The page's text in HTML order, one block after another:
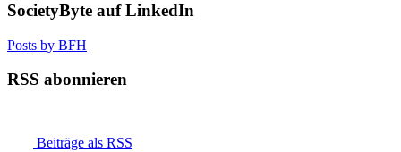
SocietyByte auf LinkedIn
Posts by BFH
RSS abonnieren
Beiträge als RSS